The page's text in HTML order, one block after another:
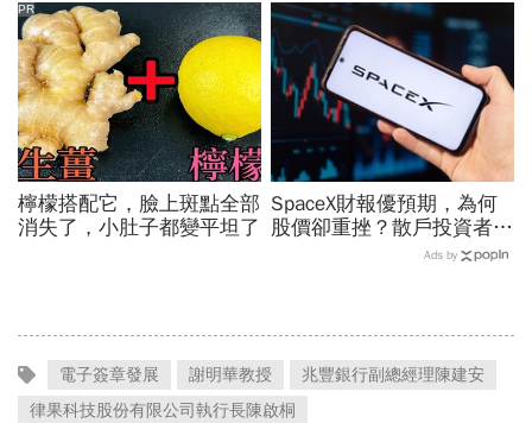
若想到，早入主記憶體廠
檸檬搭配它，臉上斑點全部
消失了，小肚子都變平坦了
PR
SpaceX財報優預期，為何
股價卻重挫？散戶投資者
「越跌越買」大舉抄底…限
Ads by
電子簽章發展 謝明華教授
兆豐銀行副總經理陳建安
律果科技股份有限公司執行長陳啟桐